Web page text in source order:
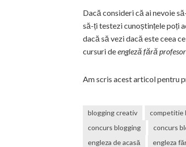
Dacă consideri că ai nevoie
să-ți testezi cunoștințele poți
dacă să vezi dacă este ceea
cursuri deengleză fără profesor
Am scris acest articol pentru
blogging creativ competitie
concurs blogging
concurs
engleza de acasă
engleza